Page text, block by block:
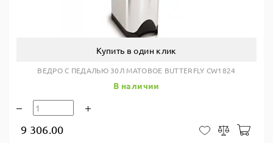
Купить в один клик
ВЕДРО С ПЕДАЛЬЮ 30Л МАТОВОЕ BUTTERFLY CW1824
В наличии
9 306.00 В закладки
Сравнить